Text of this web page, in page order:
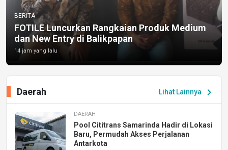
BERITA
FOTILE Luncurkan Rangkaian Produk Medium
dan New Entry di Balikpapan
14 jam yang lalu
Lihat Lainnya chevron_right
Daerah
DAERAH
Pool Cititrans Samarinda Hadir di Lokasi
Baru, Permudah Akses Perjalanan
Antarkota